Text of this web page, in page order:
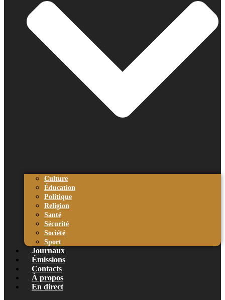
Culture
Éducation
Politique
Religion
Santé
Sécurité
Société
Sport
Journaux
Émissions
Contacts
À propos
En direct